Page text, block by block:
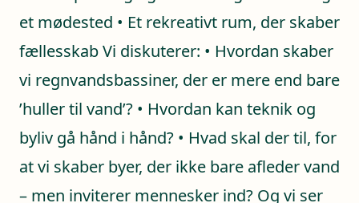
et mødested • Et rekreativt rum, der skaber
fællesskab Vi diskuterer: • Hvordan skaber
vi regnvandsbassiner, der er mere end bare
’huller til vand’? • Hvordan kan teknik og
byliv gå hånd i hånd? • Hvad skal der til, for
at vi skaber byer, der ikke bare afleder vand
– men inviterer mennesker ind? Og vi ser